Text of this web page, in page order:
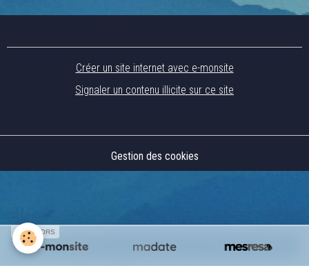
Créer un site internet avec e-monsite
Signaler un contenu illicite sur ce site
Gestion des cookies
SPONSORS